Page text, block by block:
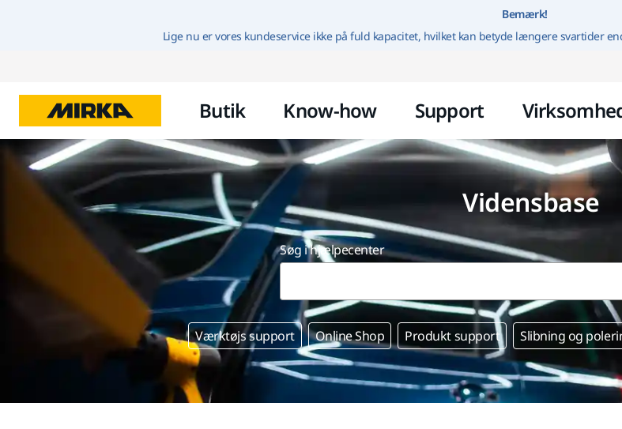
Gå til indhold
Bemærk!
Lige nu er vores kundeservice ikke på fuld kapacitet, hvilket kan betyde længere svartider
Butik Know-how Support
Vidensbase
Søg i hjælpecenter
Værktøjs support Online Shop Produkt support Slibning og